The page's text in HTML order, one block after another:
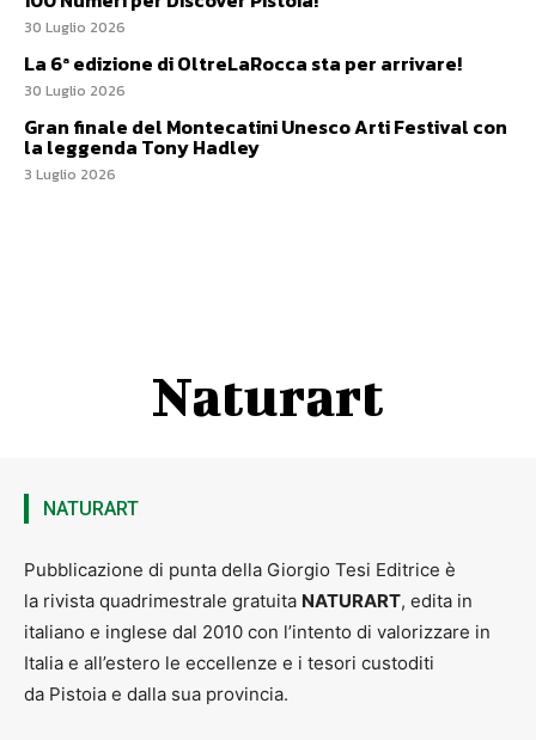
30 Luglio 2026
La 6ª edizione di OltreLaRocca sta per arrivare!
30 Luglio 2026
Gran finale del Montecatini Unesco Arti Festival con
la leggenda Tony Hadley
3 Luglio 2026
Naturart
NATURART
Pubblicazione di punta della Giorgio Tesi Editrice è
la rivista quadrimestrale gratuita NATURART, edita in
italiano e inglese dal 2010 con l’intento di valorizzare in
Italia e all’estero le eccellenze e i tesori custoditi
da Pistoia e dalla sua provincia.